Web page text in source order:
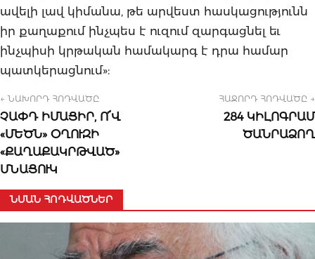
ավելի լավ կիմանա, թե արվեստ հասկացությունն
իր քաղաքում ինչպես է ուզում զարգացնել եւ
ինչպիսի կրթական համակարգ է դրա համար
պատկերացնում»:
← ՆԱԽՈՐԴ ՀՈԴՎԱԾԸ
ՉԱՓԴ ԻՄԱՑԻՐ, Ո՜Վ
«ՄԵԾՆ» ՕՂՈՒԶԻ
«ՔԱՂԱՔԱԿՐԹՎԱԾ»
ՄՆԱՑՈՒԿ
ՀԱՋՈՐԴ ՀՈԴՎԱԾԸ →
284 ԿԻԼՈԳՐԱՄ
ԾԱՆՐԱՁՈՂ
ՆՄԱՆ ՀՈԴՎԱԾՆԵՐ